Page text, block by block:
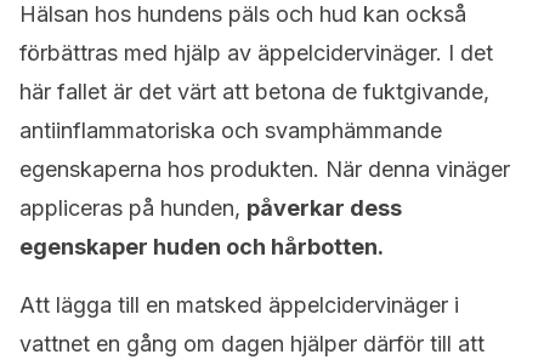
Hälsan hos hundens päls och hud kan också
förbättras med hjälp av äppelcidervinäger. I det
här fallet är det värt att betona de fuktgivande,
antiinflammatoriska och svamphämmande
egenskaperna hos produkten. När denna vinäger
appliceras på hunden, påverkar dess
egenskaper huden och hårbotten.
Att lägga till en matsked äppelcidervinäger i
vattnet en gång om dagen hjälper därför till att